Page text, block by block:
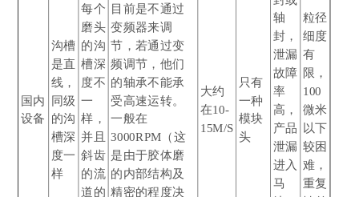
国内
设备
沟槽
是直
线，
同级
的沟
槽深
度一
样
每个
磨头
的沟
槽深
度不
一
样，
并且
斜齿
的流
道的
目前是不通过
变频器来调
节，若通过变
频调节，他们
的轴承不能承
受高速运转。
一般在
3000RPM（这
是由于胶体磨
的内部结构及
精密的程度决
大约
在10-
15M/S
只有
一种
模块
头
轴
封，
泄漏
故障
率
高，
产品
泄漏
进入
马
粒径
细度
有
限，
100
微米
以下
较困
难，
重复